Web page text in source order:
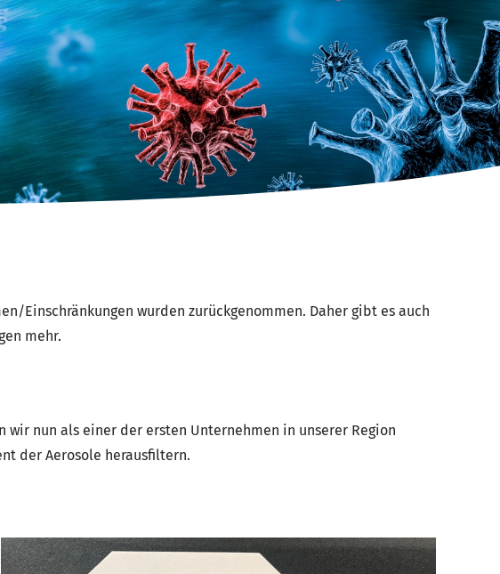
Einschränkungen wurden zurückgenommen. Daher gibt es auch
mehr.
nun als einer der ersten Unternehmen in unserer Region
der Aerosole herausfiltern.